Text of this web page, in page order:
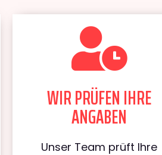
WIR PRÜFEN IHRE
ANGABEN
Unser Team prüft Ihre